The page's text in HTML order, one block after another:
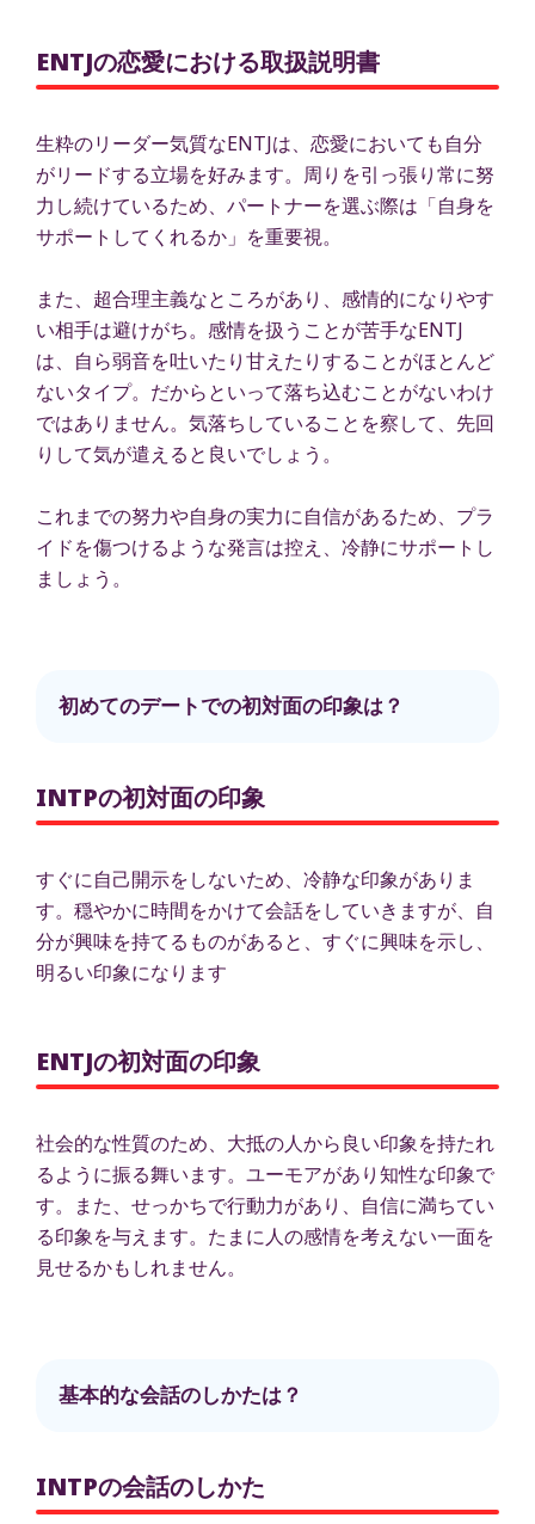
ENTJの恋愛における取扱説明書
生粋のリーダー気質なENTJは、恋愛においても自分
がリードする立場を好みます。周りを引っ張り常に努
力し続けているため、パートナーを選ぶ際は「自身を
サポートしてくれるか」を重要視。
また、超合理主義なところがあり、感情的になりやす
い相手は避けがち。感情を扱うことが苦手なENTJ
は、自ら弱音を吐いたり甘えたりすることがほとんど
ないタイプ。だからといって落ち込むことがないわけ
ではありません。気落ちしていることを察して、先回
りして気が遣えると良いでしょう。
これまでの努力や自身の実力に自信があるため、プラ
イドを傷つけるような発言は控え、冷静にサポートし
ましょう。
初めてのデートでの初対面の印象は？
INTPの初対面の印象
すぐに自己開示をしないため、冷静な印象がありま
す。穏やかに時間をかけて会話をしていきますが、自
分が興味を持てるものがあると、すぐに興味を示し、
明るい印象になります
ENTJの初対面の印象
社会的な性質のため、大抵の人から良い印象を持たれ
るように振る舞います。ユーモアがあり知性な印象で
す。また、せっかちで行動力があり、自信に満ちてい
る印象を与えます。たまに人の感情を考えない一面を
見せるかもしれません。
基本的な会話のしかたは？
INTPの会話のしかた